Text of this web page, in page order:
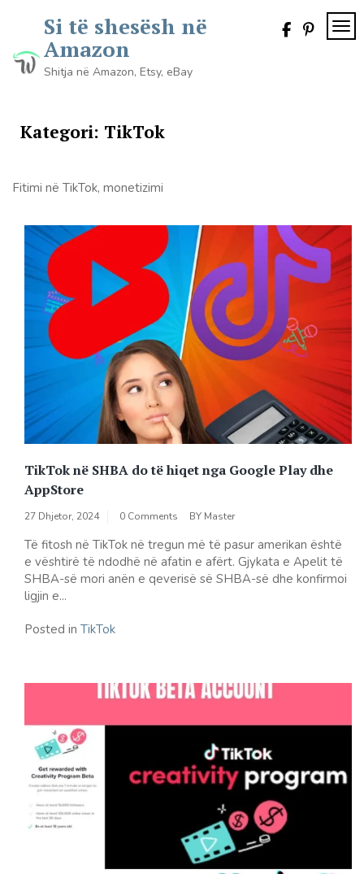
Si të shesësh në
Amazon
Shitja në Amazon, Etsy, eBay
Kategori: TikTok
Fitimi në TikTok, monetizimi
TikTok në SHBA do të hiqet nga Google Play dhe
AppStore
27 Dhjetor, 2024 0 Comments BY Master
Të fitosh në TikTok në tregun më të pasur amerikan është
e vështirë të ndodhë në afatin e afërt. Gjykata e Apelit të
SHBA-së mori anën e qeverisë së SHBA-së dhe konfirmoi
ligjin e...
Posted in TikTok